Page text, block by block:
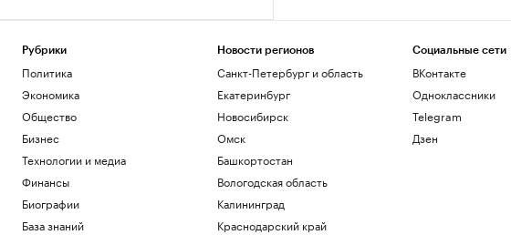
Рубрики
Политика
Экономика
Общество
Бизнес
Технологии и медиа
Финансы
Биографии
База знаний
Новости регионов
Санкт-Петербург и область
Екатеринбург
Новосибирск
Омск
Башкортостан
Вологодская область
Калининград
Краснодарский край
Социальные сети
ВКонтакте
Одноклассники
Telegram
Дзен